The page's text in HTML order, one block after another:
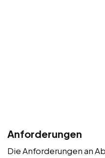
Anforderungen
Die Anforderungen an